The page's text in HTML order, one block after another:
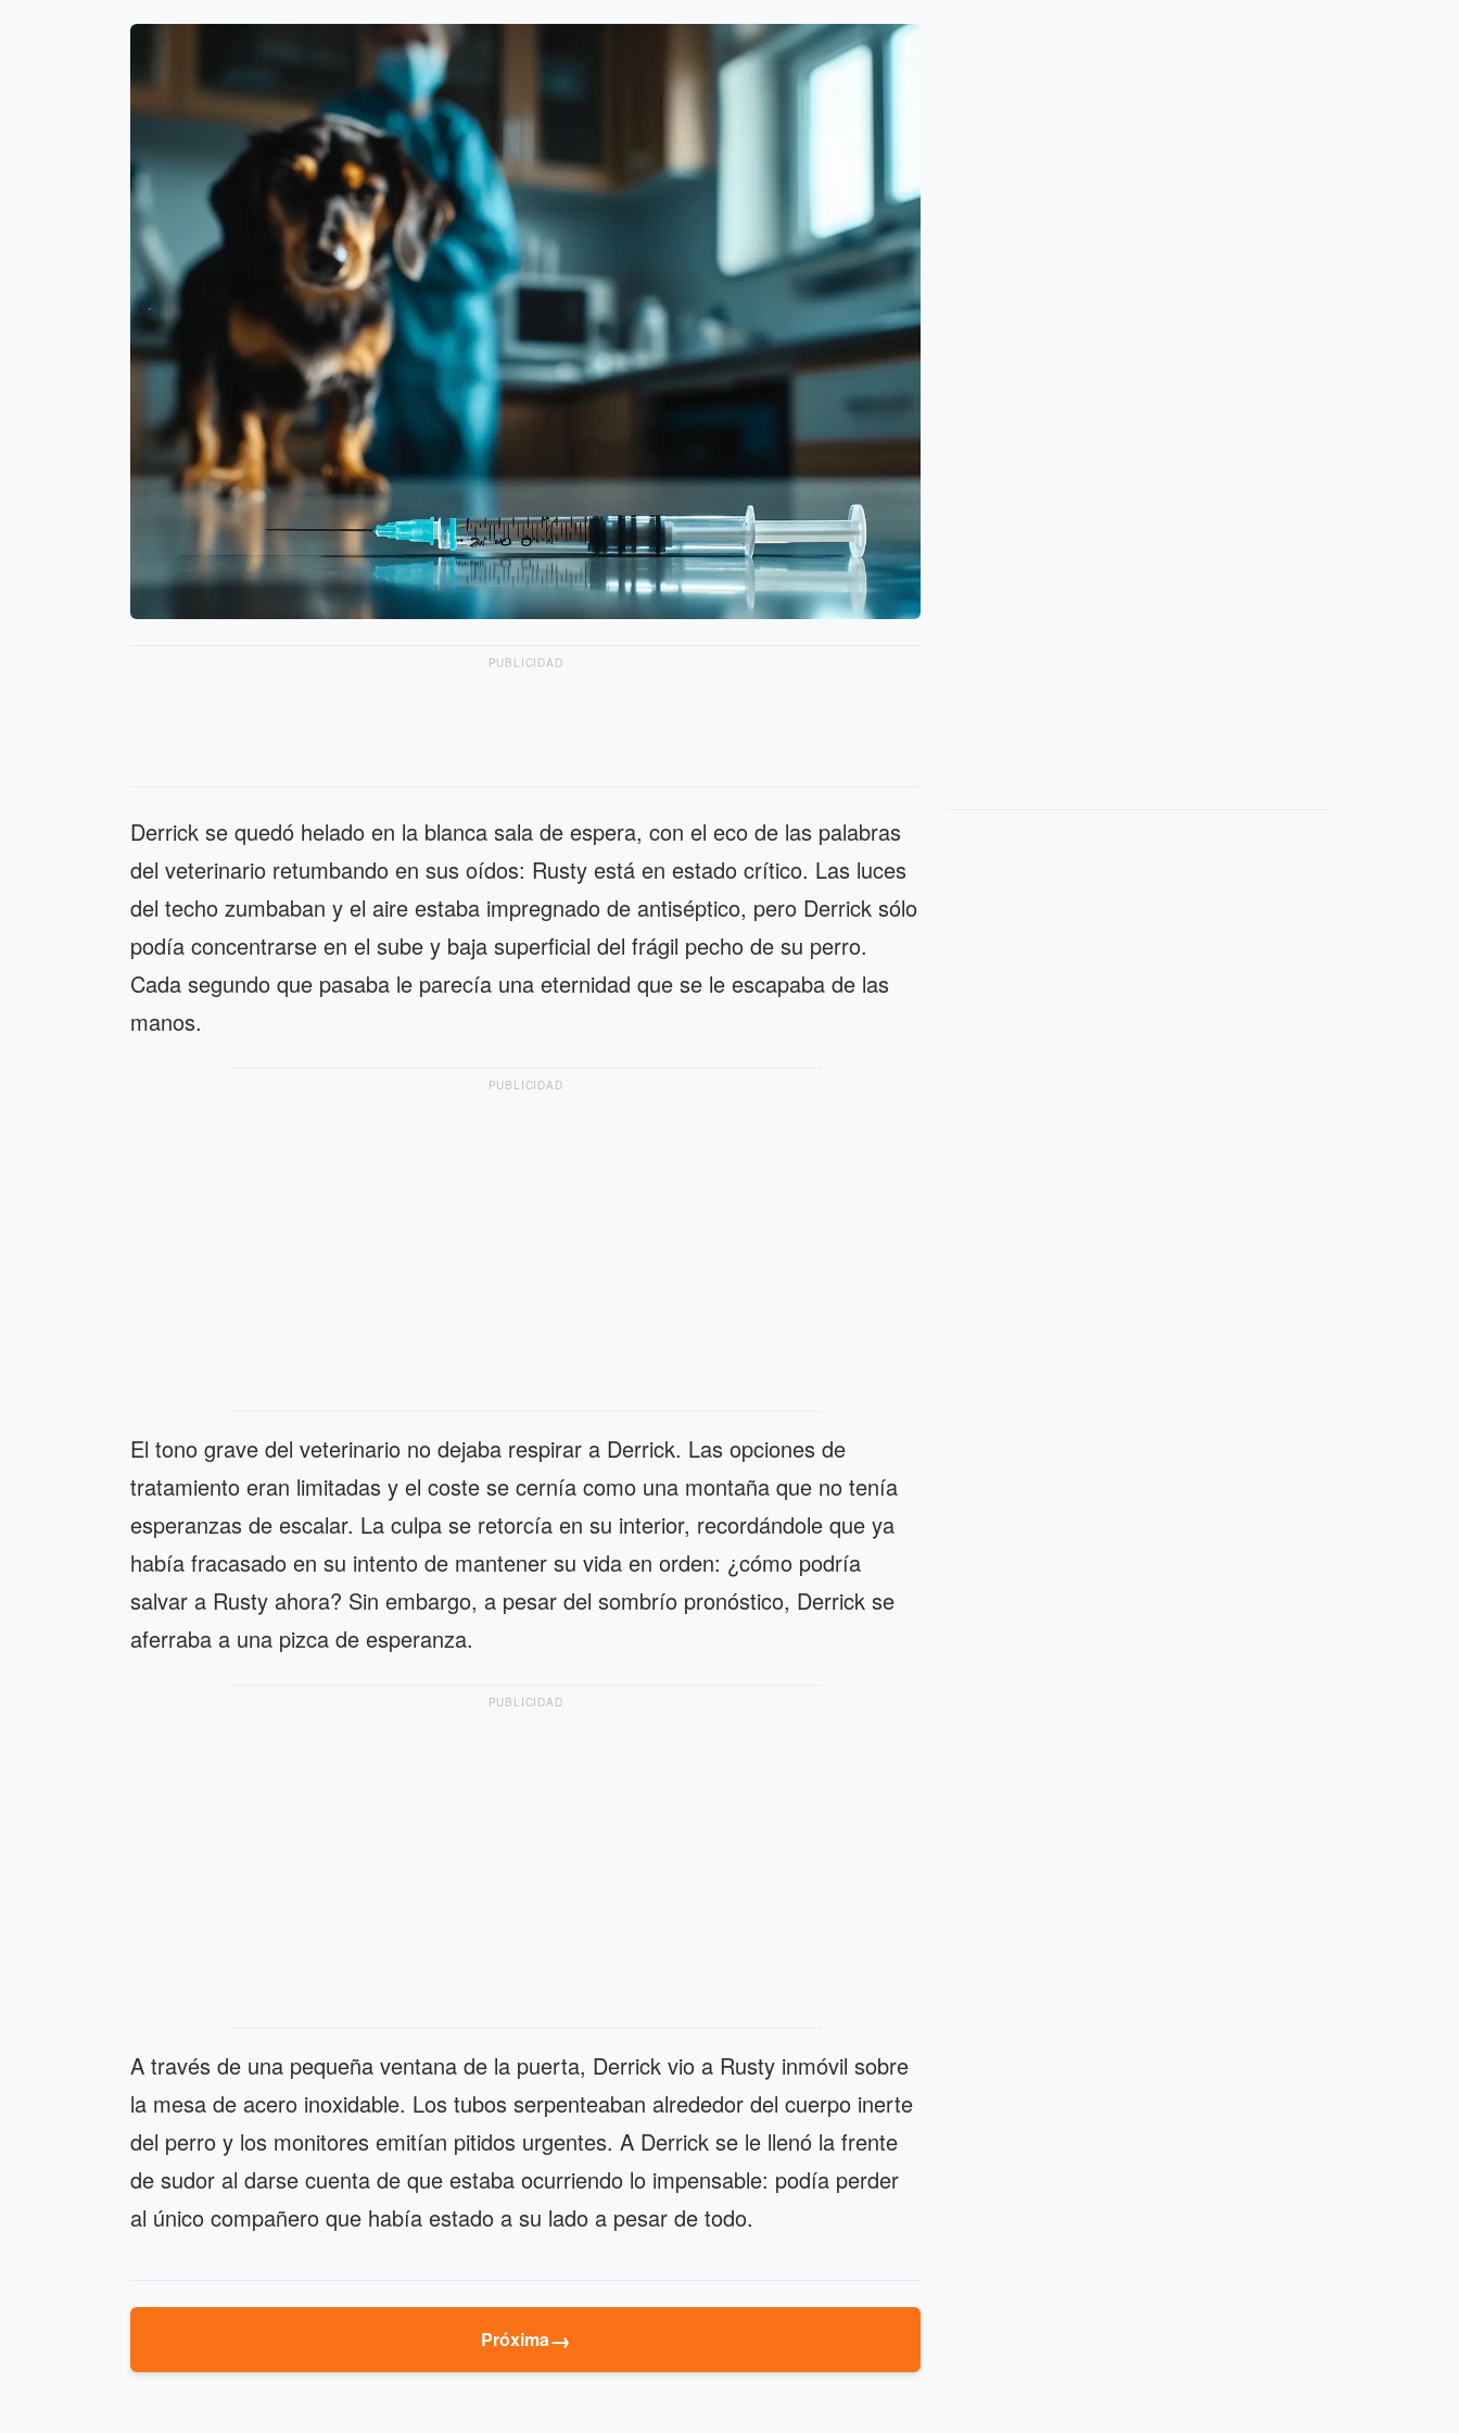
PUBLICIDAD
Derrick se quedó helado en la blanca sala de espera, con el eco de las palabras
del veterinario retumbando en sus oídos: Rusty está en estado crítico. Las luces
del techo zumbaban y el aire estaba impregnado de antiséptico, pero Derrick sólo
podía concentrarse en el sube y baja superficial del frágil pecho de su perro.
Cada segundo que pasaba le parecía una eternidad que se le escapaba de las
manos.
PUBLICIDAD
El tono grave del veterinario no dejaba respirar a Derrick. Las opciones de
tratamiento eran limitadas y el coste se cernía como una montaña que no tenía
esperanzas de escalar. La culpa se retorcía en su interior, recordándole que ya
había fracasado en su intento de mantener su vida en orden: ¿cómo podría
salvar a Rusty ahora? Sin embargo, a pesar del sombrío pronóstico, Derrick se
aferraba a una pizca de esperanza.
PUBLICIDAD
A través de una pequeña ventana de la puerta, Derrick vio a Rusty inmóvil sobre
la mesa de acero inoxidable. Los tubos serpenteaban alrededor del cuerpo inerte
del perro y los monitores emitían pitidos urgentes. A Derrick se le llenó la frente
de sudor al darse cuenta de que estaba ocurriendo lo impensable: podía perder
al único compañero que había estado a su lado a pesar de todo.
Próxima→